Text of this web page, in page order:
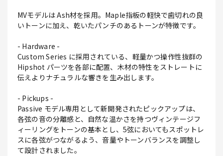
MVモデルは Ash材を採用。Maple指板の軽快で歯切れの良
いトーンに加え、乾いたパンチのあるトーンが特徴です。
- Hardware -
Custom Series に採用されている、軽量かつ操作性抜群の
Hipshot パーツを各部に配置、木材の特性をストレートに
伝えよりナチュラルな響きを生み出します。
- Pickups -
Passive モデル専用として新開発されたピックアップは、
各弦の音の分離感と、自然な温かさを持つヴィンテージフ
ィーリングをトーンの基本とし、5弦においてもスポットレ
スに各弦がつながるよう、音量やトーンバランスを調整し
て設計されました。